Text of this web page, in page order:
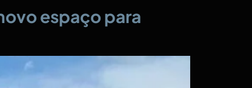
espaço para